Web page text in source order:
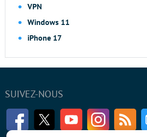
VPN
Windows 11
iPhone 17
SUIVEZ-NOUS
FacebookTwitter Youtube Instagram